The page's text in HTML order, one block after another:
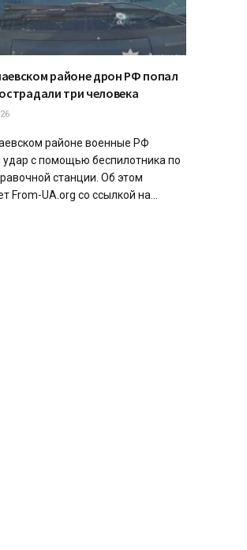
районе дрон РФ попал
три человека
районе военные РФ
удар с помощью беспилотника по
станции. Об этом
From-UA.org со ссылкой на...